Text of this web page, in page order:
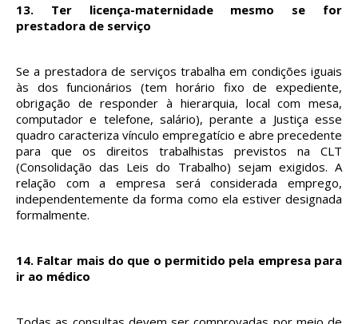
13. Ter licença-maternidade mesmo se for
prestadora de serviço
Se a prestadora de serviços trabalha em condições iguais
às dos funcionários (tem horário fixo de expediente,
obrigação de responder à hierarquia, local com mesa,
computador e telefone, salário), perante a Justiça esse
quadro caracteriza vínculo empregatício e abre precedente
para que os direitos trabalhistas previstos na CLT
(Consolidação das Leis do Trabalho) sejam exigidos. A
relação com a empresa será considerada emprego,
independentemente da forma como ela estiver designada
formalmente.
14. Faltar mais do que o permitido pela empresa para
ir ao médico